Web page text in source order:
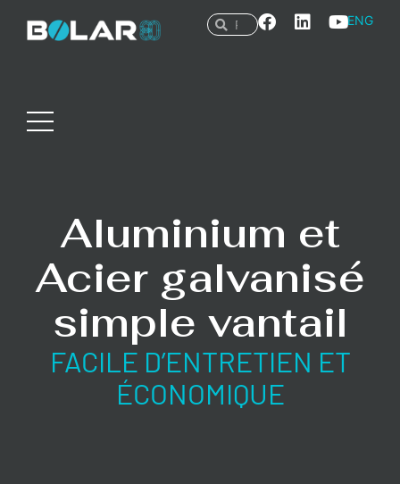
ENG
Aluminium et
Acier galvanisé
simple vantail
FACILE D’ENTRETIEN ET
ÉCONOMIQUE